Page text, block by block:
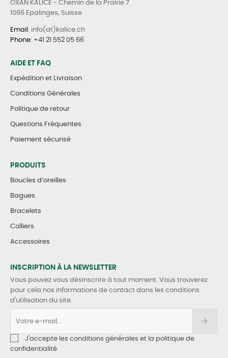
OXAN KALICE - Chemin de la Prairie 7
1066 Epalinges, Suisse
Email : info(at)kalice.ch
Phone: +41 21 552 05 66
AIDE ET FAQ
Expédition et Livraison
Conditions Générales
Politique de retour
Questions Fréquentes
Paiement sécurisé
PRODUITS
Boucles d’oreilles
Bagues
Bracelets
Colliers
Accessoires
INSCRIPTION À LA NEWSLETTER
Vous pouvez vous désinscrire à tout moment. Vous trouverez
pour cela nos informations de contact dans les conditions
d'utilisation du site.
J'accepte les conditions générales et la politique de
confidentialité